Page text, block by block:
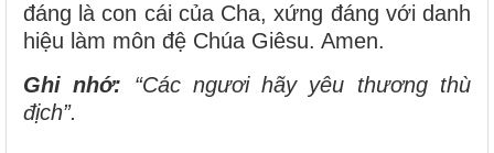
đáng là con cái của Cha, xứng đáng với danh
hiệu làm môn đệ Chúa Giêsu. Amen.
Ghi nhớ:
“Các ngươi hãy yêu thương thù
địch”.